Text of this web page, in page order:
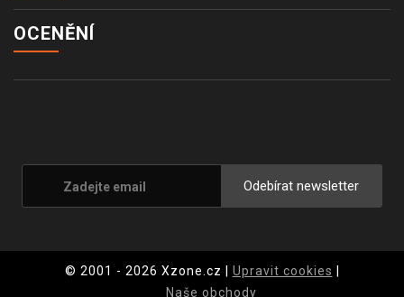
OCENĚNÍ
Odebírat newsletter
© 2001 - 2026 Xzone.cz | Upravit cookies
Naše obchody